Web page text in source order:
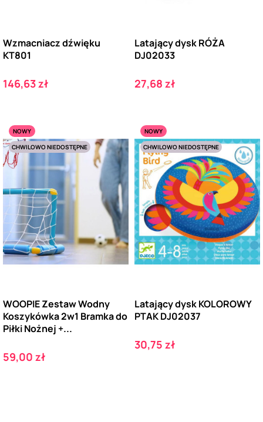
Wzmacniacz dźwięku
KT801
Cena
146,63 zł
Latający dysk RÓŻA
DJ02033
Cena
27,68 zł
NOWY
CHWILOWO NIEDOSTĘPNE
WOOPIE Zestaw Wodny
Koszykówka 2w1 Bramka do
Piłki Nożnej +...
Cena
59,00 zł
NOWY
CHWILOWO NIEDOSTĘPNE
Latający dysk KOLOROWY
PTAK DJ02037
Cena
30,75 zł